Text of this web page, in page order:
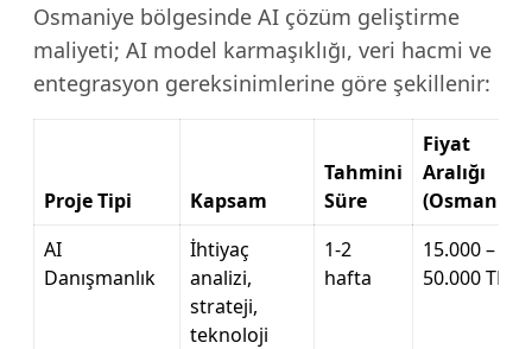
Osmaniye bölgesinde AI çözüm geliştirme
maliyeti; AI model karmaşıklığı, veri hacmi ve
entegrasyon gereksinimlerine göre şekillenir:
Proje Tipi Kapsam
Tahmini
Süre
Fiyat
Aralığı
(Osmaniye)
AI
Danışmanlık
İhtiyaç
analizi,
strateji,
teknoloji
1-2
hafta
15.000 –
50.000 TL